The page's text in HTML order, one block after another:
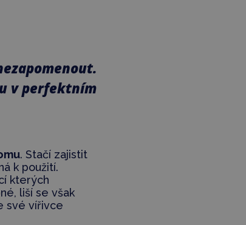
v perfektním
. Stačí zajistit
k použití.
kterých
liší se však
své vířivce